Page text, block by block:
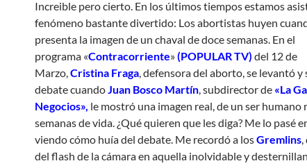
Increible pero cierto. En los últimos tiempos estamos
fenómeno bastante divertido: Los abortistas huyen
presenta la imagen de un chaval de doce semanas. En el
programa «Contracorriente»(POPULAR TV) del 12 de
Marzo,Cristina Fraga, defensora del aborto, se levantó y
debate cuandoJuan Bosco Martín, subdirector de «La
Negocios», le mostró una imagen real, de un ser humano
semanas de vida. ¿Qué quieren que les diga? Me lo pasé
viendo cómo huía del debate. Me recordó a losGremlins,
del flash de la cámara en aquella inolvidable y